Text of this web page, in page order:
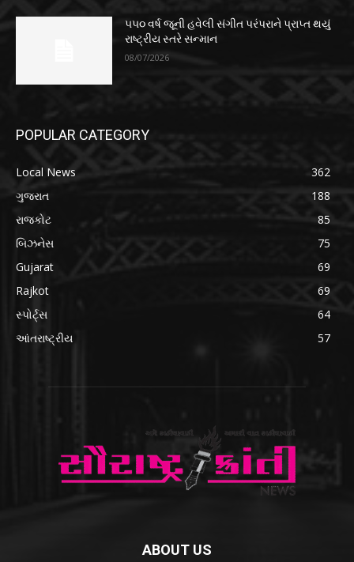
૫૫૦ વર્ષ જૂની હવેલી સંગીત પરંપરાને પ્રાપ્ત થયું
રાષ્ટ્રીય સ્તરે સન્માન
08/07/2026
POPULAR CATEGORY
Local News
362
ગુજરાત
188
રાજકોટ
85
બિઝનેસ
75
Gujarat
69
Rajkot
69
સ્પોર્ટ્સ
64
આંતરાષ્ટ્રીય
57
ABOUT US